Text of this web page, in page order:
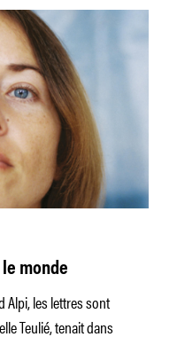
monde
Alpi, les lettres sont
Teulié, tenait dans